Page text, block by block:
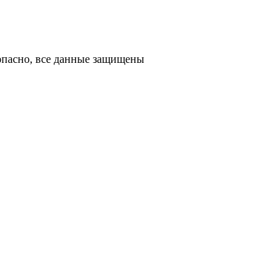
все данные защищены